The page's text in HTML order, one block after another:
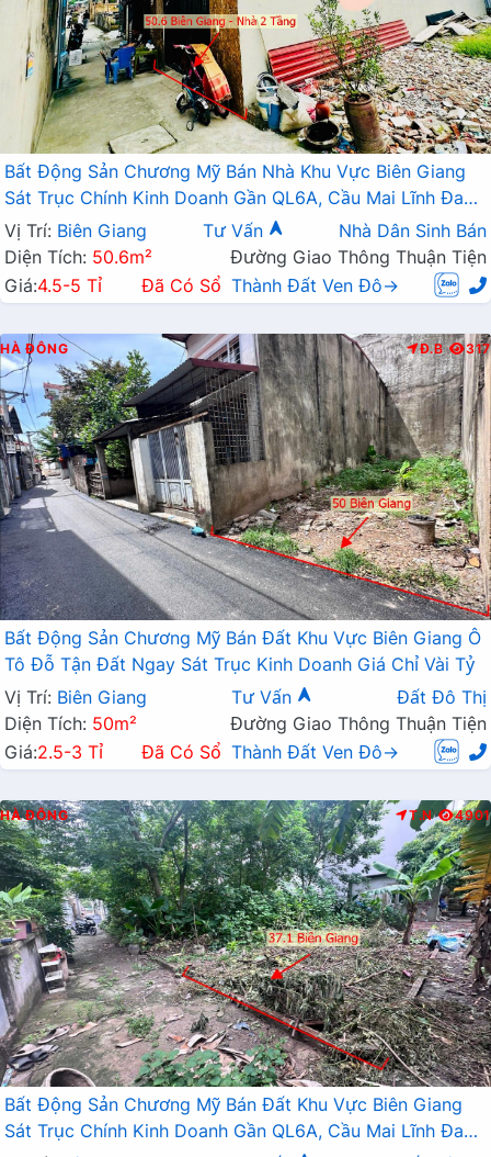
Bất Động Sản Chương Mỹ Bán Nhà Khu Vực Biên Giang
Sát Trục Chính Kinh Doanh Gần QL6A, Cầu Mai Lĩnh Đang
Mở Rộng
Vị Trí: Biên Giang Tư Vấn
Nhà Dân Sinh Bán
Diện Tích: 50.6m²
Đường Giao Thông Thuận Tiện
Giá:4.5-5 Tỉ Đã Có Sổ Thành Đất Ven Đô→
HÀ ĐÔNG Đ.B 317
Bất Động Sản Chương Mỹ Bán Đất Khu Vực Biên Giang Ô
Tô Đỗ Tận Đất Ngay Sát Trục Kinh Doanh Giá Chỉ Vài Tỷ
Vị Trí: Biên Giang Tư Vấn
Đất Đô Thị
Diện Tích: 50m²
Đường Giao Thông Thuận Tiện
Giá:2.5-3 Tỉ Đã Có Sổ Thành Đất Ven Đô→
HÀ ĐÔNG T.N 4901
Bất Động Sản Chương Mỹ Bán Đất Khu Vực Biên Giang
Sát Trục Chính Kinh Doanh Gần QL6A, Cầu Mai Lĩnh Đang